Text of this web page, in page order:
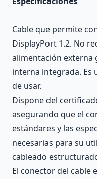
Cable que permite
DisplayPort 1.2. No
alimentación externa
interna integrada. Es
de usar.
Dispone del
asegurando que el
estándares y las
necesarias para su
cableado
El conector del cable